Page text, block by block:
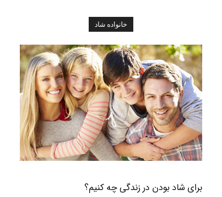
خانواده شاد
برای شاد بودن در زندگی چه کنیم؟